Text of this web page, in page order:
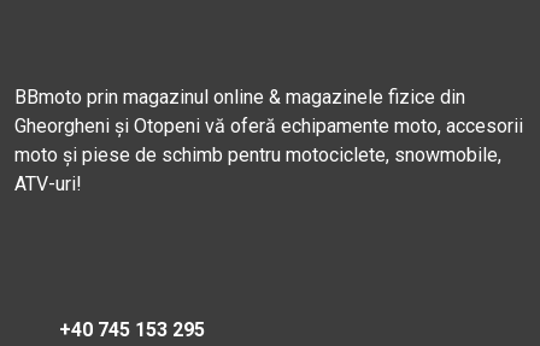
BBmoto prin magazinul online & magazinele fizice din
Gheorgheni și Otopeni vă oferă echipamente moto, accesorii
moto și piese de schimb pentru motociclete, snowmobile,
ATV-uri!
+40 745 153 295